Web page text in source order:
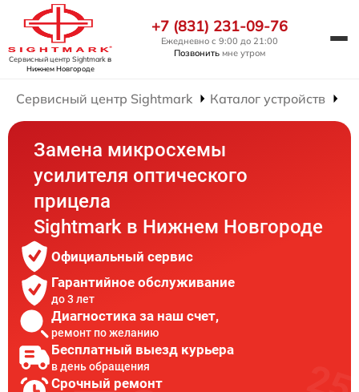
Сервисный центр Sightmarkв
Нижнем Новгороде
+7 (831) 231-09-76
Ежедневно с 9:00 до 21:00
Позвонить мне утром
Сервисный центр Sightmark Каталог устройств
Замена микросхемы
усилителя оптического
прицела
Sightmark в Нижнем Новгороде
Официальный сервис
Гарантийное обслуживание
до 3 лет
Диагностика за наш счет,
ремонт по желанию
Бесплатный выезд курьера
в день обращения
Срочный ремонт